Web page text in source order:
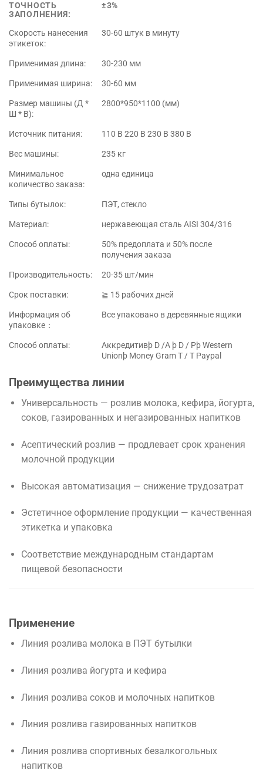
ТОЧНОСТЬ
ЗАПОЛНЕНИЯ:
±3%
Скорость нанесения
этикеток:
30-60 штук в минуту
Применимая длина:
30-230 мм
Применимая ширина:
30-60 мм
Размер машины (Д *
Ш * В):
2800*950*1100 (мм)
Источник питания:
110 В 220 В 230 В 380 В
Вес машины:
235 кг
Минимальное
количество заказа:
одна единица
Типы бутылок:
ПЭТ, стекло
Материал:
нержавеющая сталь AISI 304/316
Способ оплаты:
50% предоплата и 50% после
получения заказа
Производительность:
20-35 шт/мин
Срок поставки:
≧ 15 рабочих дней
Информация об
упаковке：
Все упаковано в деревянные ящики
Способ оплаты:
Аккредитивþ D /A þ D / Pþ Western
Unionþ Money Gram T / T Paypal
Преимущества линии
Универсальность — розлив молока, кефира, йогурта,
соков, газированных и негазированных напитков
Асептический розлив — продлевает срок хранения
молочной продукции
Высокая автоматизация — снижение трудозатрат
Эстетичное оформление продукции — качественная
этикетка и упаковка
Соответствие международным стандартам
пищевой безопасности
Применение
Линия розлива молока в ПЭТ бутылки
Линия розлива йогурта и кефира
Линия розлива соков и молочных напитков
Линия розлива газированных напитков
Линия розлива спортивных безалкогольных
напитков